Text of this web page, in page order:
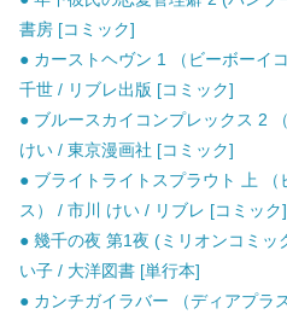
書房 [コミック]
● カーストヘヴン 1 （ビーボーイ
千世 / リブレ出版 [コミック]
● ブルースカイコンプレックス 2
けい / 東京漫画社 [コミック]
● ブライトライトスプラウト 上
ス） / 市川 けい / リブレ [コミック]
● 幾千の夜 第1夜 (ミリオンコミッ
い子 / 大洋図書 [単行本]
● カンチガイラバー （ディアプラ